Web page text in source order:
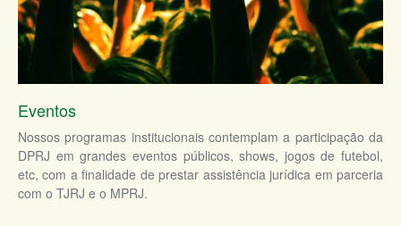
Eventos
Nossos programas institucionais contemplam a participação da
DPRJ em grandes eventos públicos, shows, jogos de futebol,
etc, com a finalidade de prestar assistência jurídica em parceria
com o TJRJ e o MPRJ.